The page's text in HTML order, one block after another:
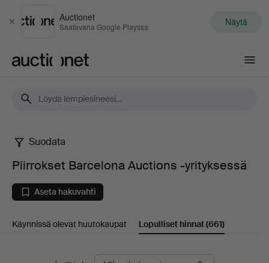
Sulje
Auctionet
Saatavana Google Playssa Näytä
Piirrokset
Barcelona
Auctions
Suodata
Piirrokset Barcelona Auctions -yrityksessä
Aseta hakuvahti
Käynnissä olevat huutokaupat Lopulliset hinnat(661)